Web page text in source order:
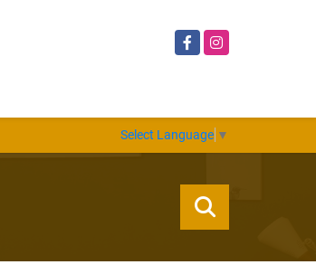
FacebookInstagram
Select Language ▼